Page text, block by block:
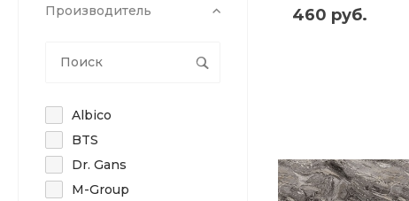
Производитель
Albico
BTS
Dr. Gans
M-Group
460 руб.